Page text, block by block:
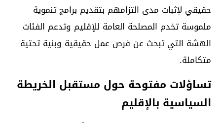
حقيقي لإثبات مدى التزامهم بتقديم برامج تنموية
ملموسة تخدم المصلحة العامة للإقليم وتدعم الفئات
الهشة التي تبحث عن فرص عمل حقيقية وبنية تحتية
متكاملة.
تساؤلات مفتوحة حول مستقبل الخريطة
السياسية بالإقليم